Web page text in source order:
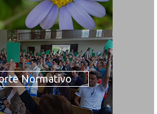
Normativo